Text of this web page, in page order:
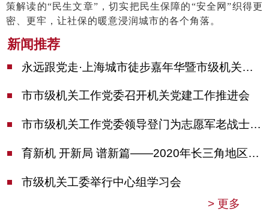
策解读的“民生文章”，切实把民生保障的“安全网”织得更
密、更牢，让社保的暖意浸润城市的各个角落。
新闻推荐
永远跟党走·上海城市徒步嘉年华暨市级机关运动会开幕
市市级机关工作党委召开机关党建工作推进会
市市级机关工作党委领导登门为志愿军老战士佩戴纪念章
育新机 开新局 谱新篇——2020年长三角地区机关党建工作研讨会在南京召开
市级机关工委举行中心组学习会
> 更多